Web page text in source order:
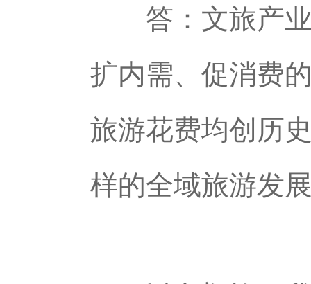
答：文旅产业
扩内需、促消费
旅游花费均创历
样的全域旅游发